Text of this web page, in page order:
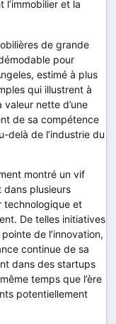
et la
de grande
pour
estimé à plus
qui illustrent à
nette d’une
de sa compétence
delà de l’industrie du
montré un vif
dans plusieurs
technologique et
De telles initiatives
de l’innovation,
continue de sa
dans des startups
temps que l’ère
potentiellement